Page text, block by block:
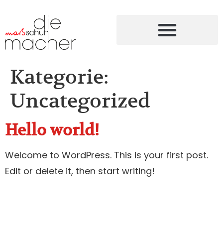
Kategorie:
Uncategorized
Hello world!
Welcome to WordPress. This is your first post.
Edit or delete it, then start writing!